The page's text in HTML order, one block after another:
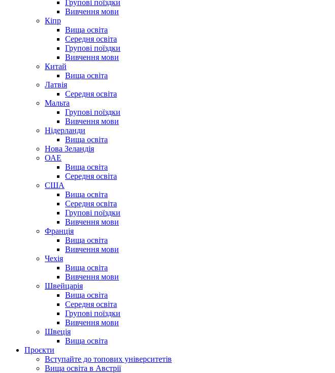
Групові поїздки
Вивчення мови
Кіпр
Вища освіта
Середня освіта
Групові поїздки
Вивчення мови
Китай
Вища освіта
Латвія
Середня освіта
Мальта
Групові поїздки
Вивчення мови
Нідерланди
Вища освіта
Нова Зеландія
ОАЕ
Вища освіта
Середня освіта
США
Вища освіта
Середня освіта
Групові поїздки
Вивчення мови
Франція
Вища освіта
Вивчення мови
Чехія
Вища освіта
Вивчення мови
Швейцарія
Вища освіта
Середня освіта
Групові поїздки
Вивчення мови
Швеція
Вища освіта
Проєкти
Вступайте до топових університетів
Вища освіта в Австрії